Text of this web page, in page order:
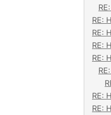
RE:
RE:
RE:
RE:
RE:
RE: